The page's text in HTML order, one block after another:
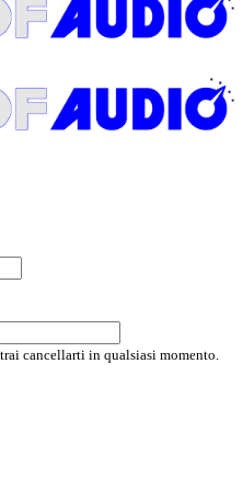
cancellarti in qualsiasi momento.